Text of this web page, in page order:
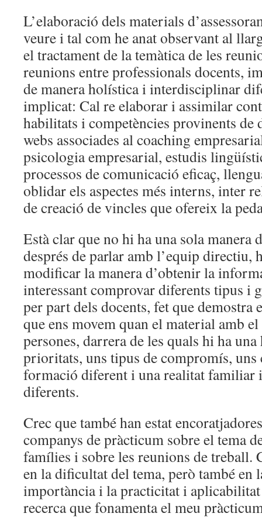
L’elaboració dels materials
veure i tal com he anat observant al
el tractament de la temàtica de les
reunions entre professionals docents,
de manera holística i interdisciplinar
implicat: Cal re elaborar i assimilar
habilitats i competències provinents de
webs associades al coaching
psicologia empresarial, estudis
processos de comunicació eficaç,
oblidar els aspectes més interns, inter
de creació de vincles que ofereix la
Està clar que no hi ha una sola manera
després de parlar amb l’equip directiu,
modificar la manera d’obtenir la
interessant comprovar diferents tipus i
per part dels docents, fet que
que ens movem quan el material amb
persones, darrera de les quals hi ha
prioritats, uns tipus de compromís, uns
formació diferent i una realitat familiar
diferents.
Crec que també han estat
companys de pràcticum sobre el tema
famílies i sobre les reunions de treball.
en la dificultat del tema, però també en
importància i la practicitat i
recerca que fonamenta el meu